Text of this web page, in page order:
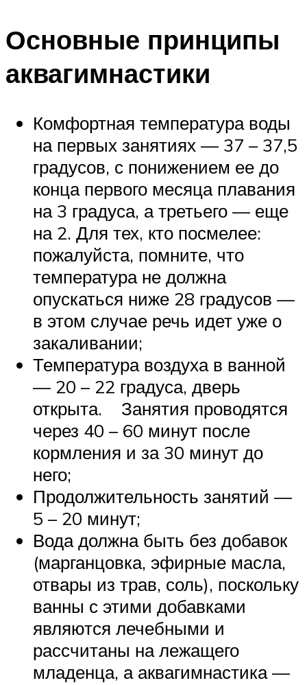
Основные принципы
аквагимнастики
Комфортная температура воды
на первых занятиях — 37 – 37,5
градусов, с понижением ее до
конца первого месяца плавания
на 3 градуса, а третьего — еще
на 2. Для тех, кто посмелее:
пожалуйста, помните, что
температура не должна
опускаться ниже 28 градусов —
в этом случае речь идет уже о
закаливании;
Температура воздуха в ванной
— 20 – 22 градуса, дверь
открыта. Занятия проводятся
через 40 – 60 минут после
кормления и за 30 минут до
него;
Продолжительность занятий —
5 – 20 минут;
Вода должна быть без добавок
(марганцовка, эфирные масла,
отвары из трав, соль), поскольку
ванны с этими добавками
являются лечебными и
рассчитаны на лежащего
младенца, а аквагимнастика —